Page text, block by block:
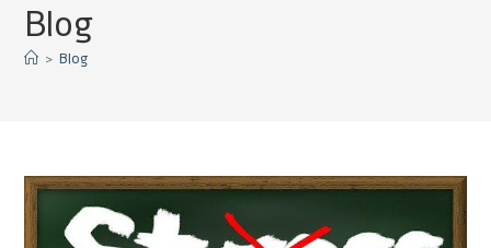
Blog
> Blog